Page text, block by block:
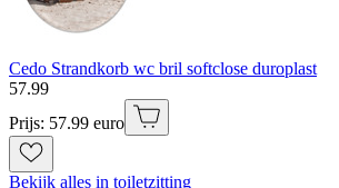
Cedo Strandkorb wc bril softclose duroplast
57.99
Prijs: 57.99 euro
Bekijk alles in toiletzitting